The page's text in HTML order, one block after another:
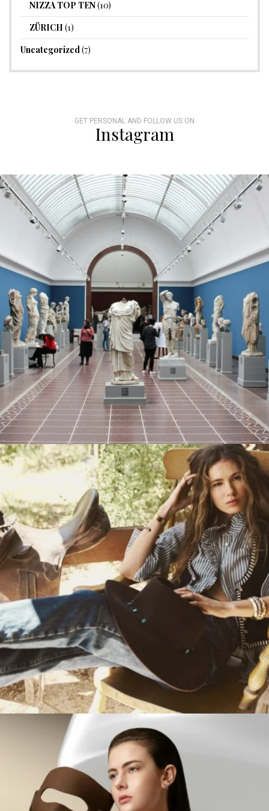
NIZZA TOP TEN(10)
ZÜRICH (1)
Uncategorized (7)
GET PERSONAL AND FOLLOW US ON
Instagram